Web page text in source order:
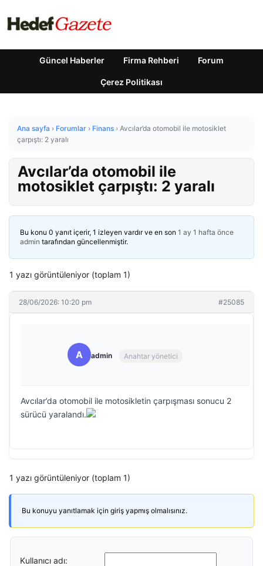
Güncel Haberler Firma Rehberi Forum
Çerez Politikası
Ana sayfa › Forumlar › Finans › Avcılar’da otomobil ile motosiklet
çarpıştı: 2 yaralı
Avcılar’da otomobil ile
motosiklet çarpıştı: 2 yaralı
Bu konu 0 yanıt içerir, 1 izleyen vardır ve en son 1 ay 1 hafta önce
admin tarafından güncellenmiştir.
1 yazı görüntüleniyor (toplam 1)
28/06/2026: 10:20 pm #25085
A admin Anahtar yönetici
Avcılar’da otomobil ile motosikletin çarpışması sonucu 2
sürücü yaralandı.
1 yazı görüntüleniyor (toplam 1)
Bu konuyu yanıtlamak için giriş yapmış olmalısınız.
Kullanıcı adı: